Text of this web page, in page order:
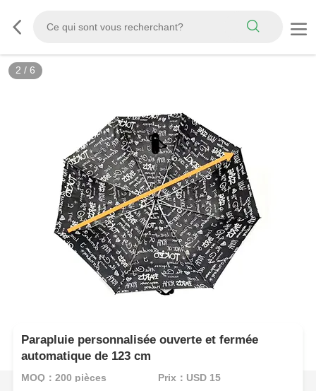
2 / 6
Parapluie personnalisée ouverte et fermée
automatique de 123 cm
MOQ：200 pièces Prix：USD 15